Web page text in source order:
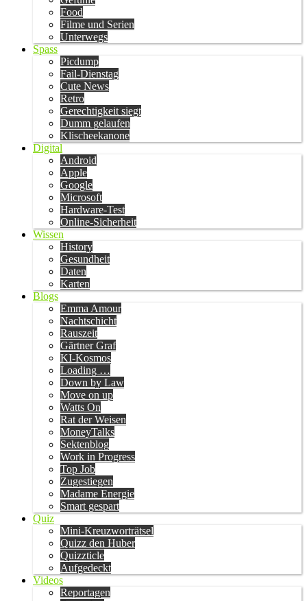
Food
Filme und Serien
Unterwegs
Spass
Picdump
Fail-Dienstag
Cute News
Retro
Gerechtigkeit siegt
Dumm gelaufen
Klischeekanone
Digital
Android
Apple
Google
Microsoft
Hardware-Test
Online-Sicherheit
Wissen
History
Gesundheit
Daten
Karten
Blogs
Emma Amour
Nachtschicht
Rauszeit
Gärtner Graf
KI-Kosmos
Loading …
Down by Law
Move on up
Watts On
Rat der Weisen
MoneyTalks
Sektenblog
Work in Progress
Top Job
Zugestiegen
Madame Energie
Smart gespart
Quiz
Mini-Kreuzworträtsel
Quizz den Huber
Quizzticle
Aufgedeckt
Videos
Reportagen